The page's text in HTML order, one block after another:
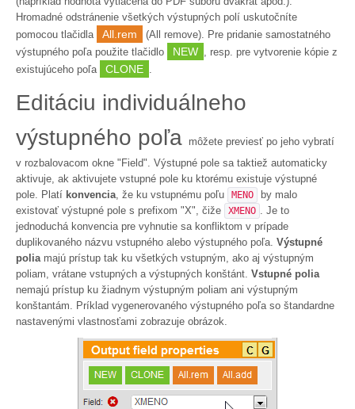
Hromadné odstránenie všetkých výstupných polí uskutočníte
pomocou tlačidla
All.rem
(All remove). Pre pridanie samostatného
výstupného poľa použite tlačidlo
NEW , resp. pre vytvorenie kópie z
existujúceho poľa
CLONE .
Editáciu individuálneho
výstupného poľa môžete previesť po jeho vybratí
v rozbalovacom okne "Field". Výstupné pole sa taktiež automaticky
aktivuje, ak aktivujete vstupné pole ku ktorému existuje výstupné
pole. Platí konvencia, že ku vstupnému poľu MENO
by malo
existovať výstupné pole s prefixom "X", čiže
XMENO . Je to
jednoduchá konvencia pre vyhnutie sa konfliktom v prípade
duplikovaného názvu vstupného alebo výstupného poľa. Výstupné
poliamajú prístup tak ku všetkých vstupným, ako aj výstupným
poliam, vrátane vstupných a výstupných konštánt. Vstupné polia
nemajú prístup ku žiadnym výstupným poliam ani výstupným
konštantám. Príklad vygenerovaného výstupného poľa so štandardne
nastavenými vlastnosťami zobrazuje obrázok.